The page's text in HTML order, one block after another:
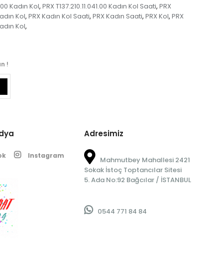
Kadın Kol, PRX T137.210.11.041.00 Kadın Kol Saati, PRX
Kol, PRX Kadın Kol Saati, PRX Kadın Saati, PRX Kol, PRX
Kol,
!
Instagram
Adresimiz
Mahmutbey Mahallesi 2421
Sokak İstoç Toptancılar Sitesi
5. Ada No:92 Bağcılar / İSTANBUL
0544 771 84 84